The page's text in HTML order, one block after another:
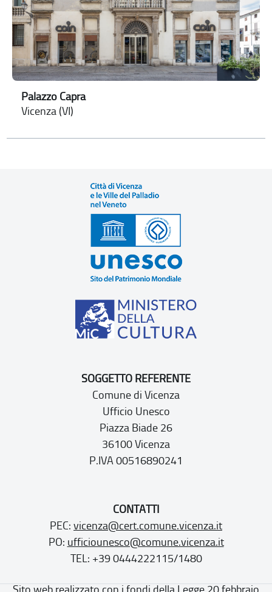
Palazzo Capra
Vicenza (VI)
SOGGETTO REFERENTE
Comune di Vicenza
Ufficio Unesco
Piazza Biade 26
36100 Vicenza
P.IVA 00516890241
CONTATTI
PEC: vicenza@cert.comune.vicenza.it
PO: ufficiounesco@comune.vicenza.it
TEL: +39 0444222115/1480